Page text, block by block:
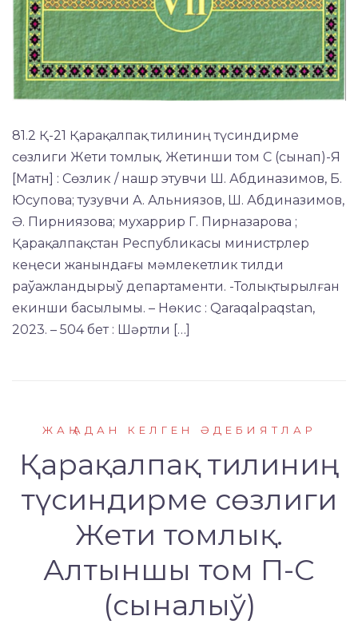
81.2 Қ-21 Қарақалпақ тилиниң түсиндирме
сөзлиги Жети томлық. Жетинши том C (сынап)-Я
[Матн] : Сөзлик / нашр этувчи Ш. Абдиназимов, Б.
Юсупова; тузувчи А. Альниязов, Ш. Абдиназимов,
Ә. Пирниязова; мухаррир Г. Пирназарова ;
Қарақалпақстан Республикасы министрлер
кеңеси жанындағы мәмлекетлик тилди
раўажландырыў департаменти. -Толықтырылған
екинши басылымы. – Нөкис : Qaraqalpaqstan,
2023. – 504 бет : Шәртли […]
ЖАҢАДАН КЕЛГЕН ӘДЕБИЯТЛАР
Қарақалпақ тилиниң
түсиндирме сөзлиги
Жети томлық.
Алтыншы том П-C
(сыналыў)